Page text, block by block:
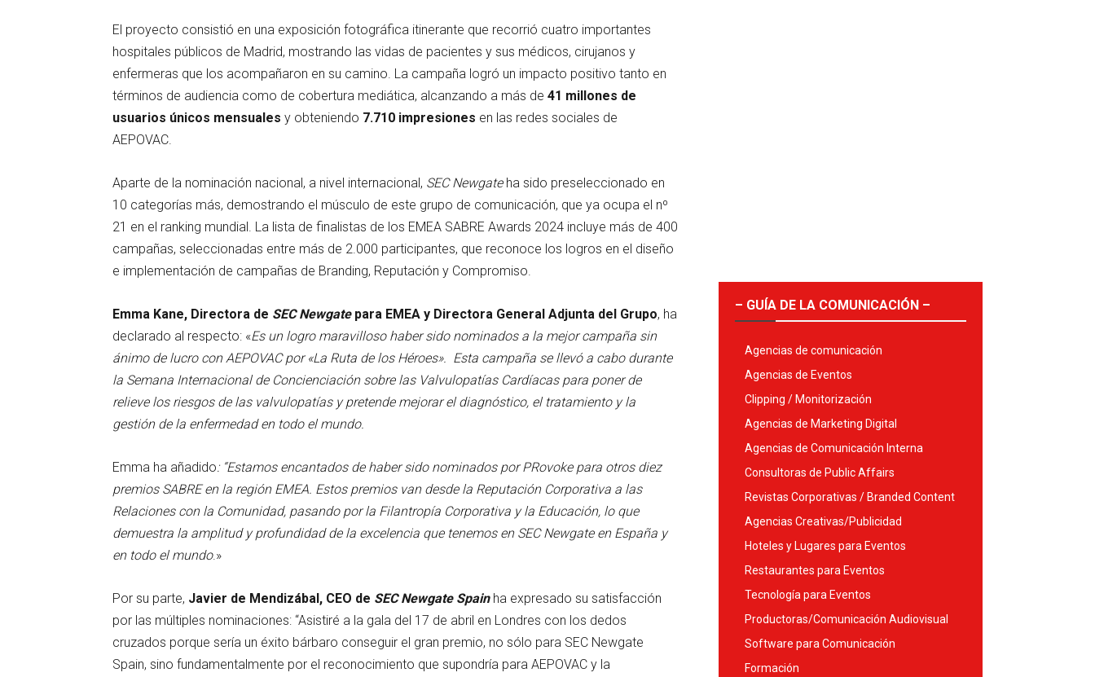
El proyecto consistió en una exposición fotográfica itinerante que recorrió cuatro importantes
hospitales públicos de Madrid, mostrando las vidas de pacientes y sus médicos, cirujanos y
enfermeras que los acompañaron en su camino. La campaña logró un impacto positivo tanto en
términos de audiencia como de cobertura mediática, alcanzando a más de 41 millones de
usuarios únicos mensuales y obteniendo 7.710 impresiones en las redes sociales de
AEPOVAC.
Aparte de la nominación nacional, a nivel internacional, SEC Newgateha sido preseleccionado en
10 categorías más, demostrando el músculo de este grupo de comunicación, que ya ocupa el nº
21 en el ranking mundial. La lista de finalistas de los EMEA SABRE Awards 2024 incluye más de 400
campañas, seleccionadas entre más de 2.000 participantes, que reconoce los logros en el diseño
e implementación de campañas de Branding, Reputación y Compromiso.
Emma Kane, Directora de SEC Newgatepara EMEA y Directora General Adjunta del Grupo, ha
declarado al respecto: «Es un logro maravilloso haber sido nominados a la mejor campaña sin
ánimo de lucro con AEPOVAC por «La Ruta de los Héroes». Esta campaña se llevó a cabo durante
la Semana Internacional de Concienciación sobre las Valvulopatías Cardíacas para poner de
relieve los riesgos de las valvulopatías y pretende mejorar el diagnóstico, el tratamiento y la
gestión de la enfermedad en todo el mundo.
Emma ha añadido : “Estamos encantados de haber sido nominados por PRovoke para otros diez
premios SABRE en la región EMEA. Estos premios van desde la Reputación Corporativa a las
Relaciones con la Comunidad, pasando por la Filantropía Corporativa y la Educación, lo que
demuestra la amplitud y profundidad de la excelencia que tenemos en SEC Newgate en España y
en todo el mundo.»
Por su parte, Javier de Mendizábal, CEO de SEC Newgate Spainha expresado su satisfacción
por las múltiples nominaciones: “Asistiré a la gala del 17 de abril en Londres con los dedos
cruzados porque sería un éxito bárbaro conseguir el gran premio, no sólo para SEC Newgate
Spain, sino fundamentalmente por el reconocimiento que supondría para AEPOVAC y la
– GUÍA DE LA COMUNICACIÓN –
Agencias de comunicación
Agencias de Eventos
Clipping / Monitorización
Agencias de Marketing Digital
Agencias de Comunicación Interna
Consultoras de Public Affairs
Revistas Corporativas / Branded Content
Agencias Creativas/Publicidad
Hoteles y Lugares para Eventos
Restaurantes para Eventos
Tecnología para Eventos
Productoras/Comunicación Audiovisual
Software para Comunicación
Formación